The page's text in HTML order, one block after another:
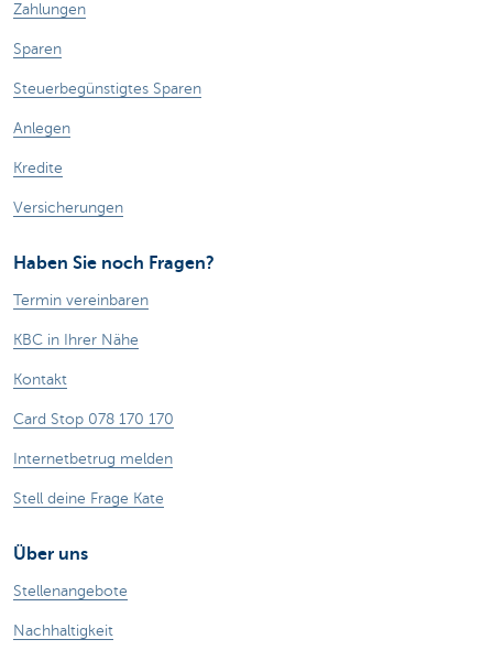
Zahlungen
Sparen
Steuerbegünstigtes Sparen
Anlegen
Kredite
Versicherungen
Haben Sie noch Fragen?
Termin vereinbaren
KBC in Ihrer Nähe
Kontakt
Card Stop 078 170 170
Internetbetrug melden
Stell deine Frage Kate
Über uns
Stellenangebote
Nachhaltigkeit